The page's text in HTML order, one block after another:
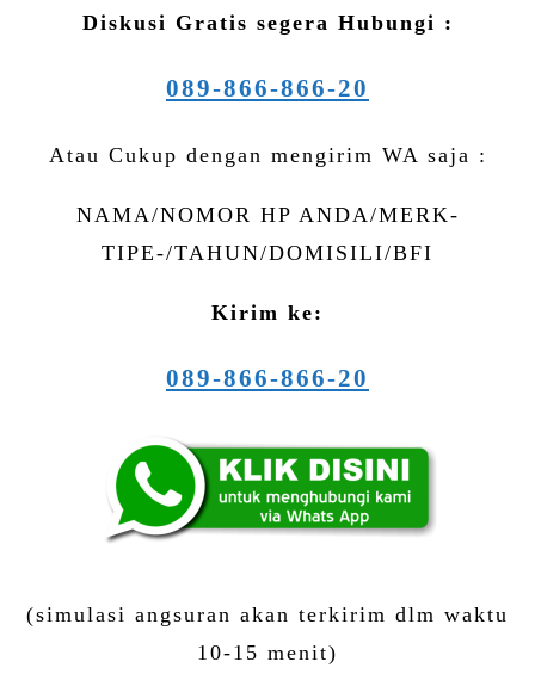
Diskusi Gratis segera Hubungi :
089-866-866-20
Atau Cukup dengan mengirim WA saja :
NAMA/NOMOR HP ANDA/MERK-
TIPE-/TAHUN/DOMISILI/BFI
Kirim ke:
089-866-866-20
(simulasi angsuran akan terkirim dlm waktu
10-15 menit)